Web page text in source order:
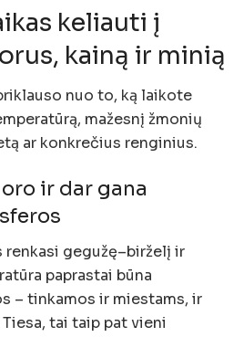
keliauti į
kainą ir minią
nuo to, ką laikote
mažesnį žmonių
ar konkrečius renginius.
ir dar gana
renkasi gegužę–birželį ir
paprastai būna
– tinkamos ir miestams, ir
tai taip pat vieni